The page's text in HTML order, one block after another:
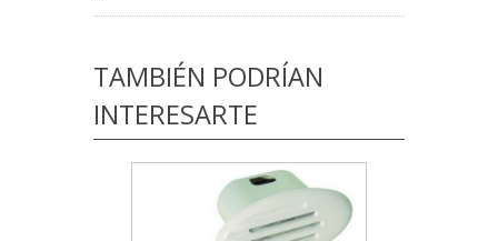
TAMBIÉN PODRÍAN
INTERESARTE